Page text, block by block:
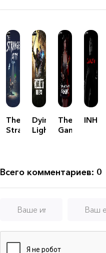
The
Strange
Dying
Light:
The
Game
Всего комментариев: 0